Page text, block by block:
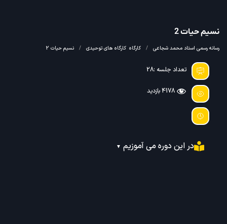
نسیم حیات 2
رسانه رسمی استاد محمد شجاعی کارگاه کارگاه های توحیدی نسیم حیات 2
تعداد جلسه :28
در این دوره می آموزیم ▼